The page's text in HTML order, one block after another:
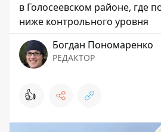
в Голосеевском районе, где
ниже контрольного уровня
Богдан Пономаренко
РЕДАКТОР
👍